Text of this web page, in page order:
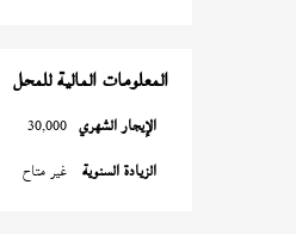
المعلومات المالية للمحل
الإيجار الشهري 30,000
الزيادة السنوية غير متاح